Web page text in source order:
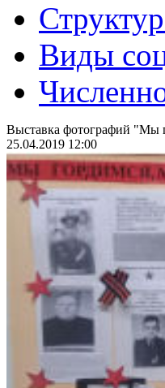
Виды
Выставка фотографий "Мы
25.04.2019 12:00